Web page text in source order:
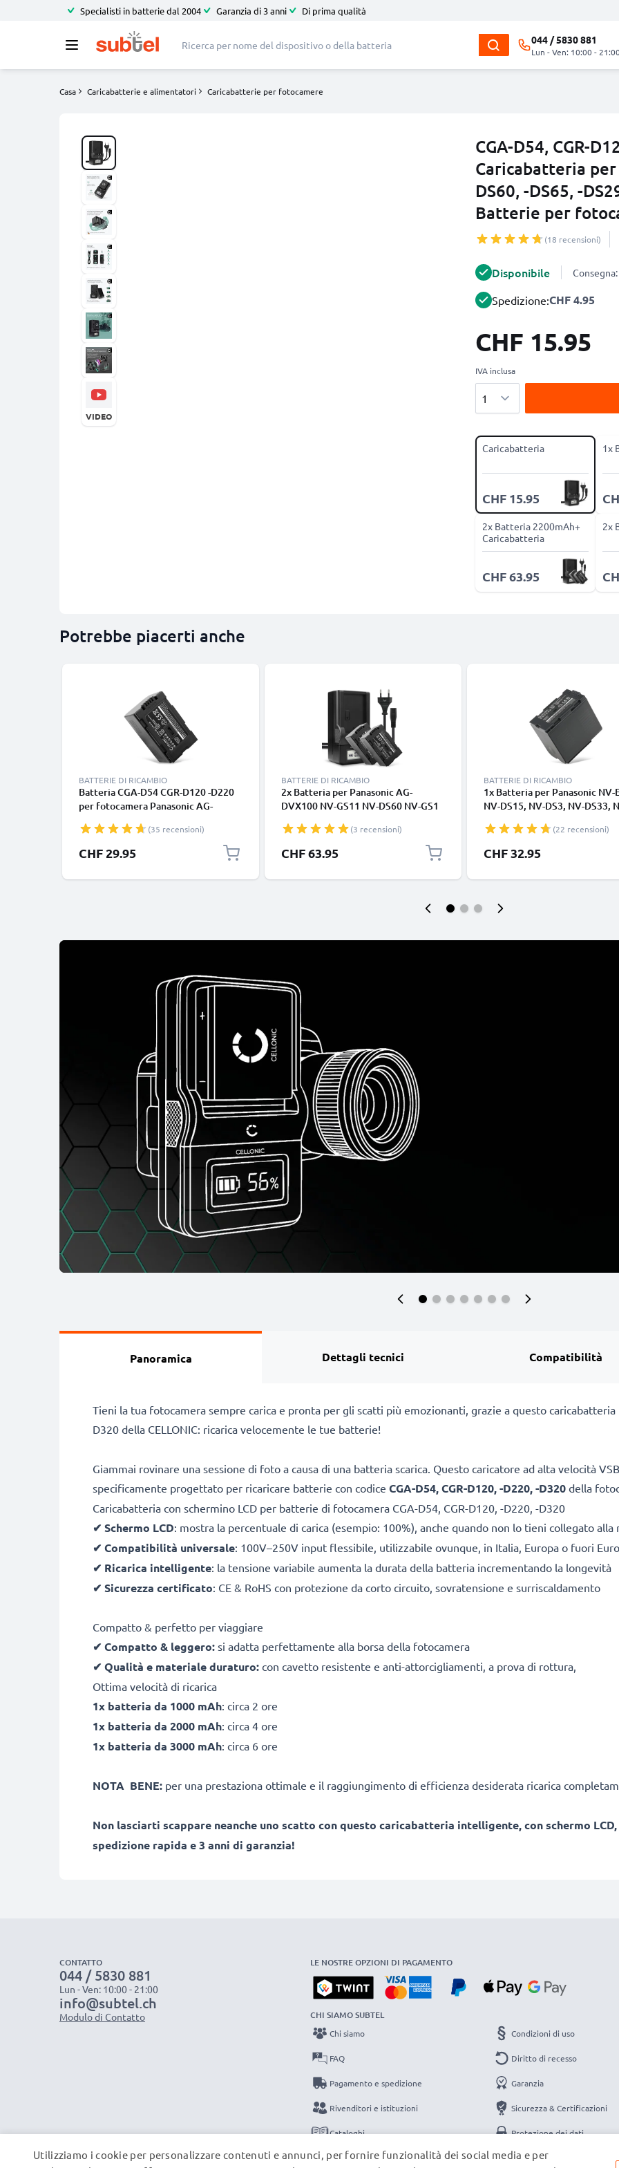
Specialisti in batterie dal 2004 Garanzia di 3 anni Di prima qualità
044 / 5830 881
Lun - Ven: 10:00 - 21:00
Casa Caricabatterie e alimentatori Caricabatterie per fotocamere
CGA-D54, CGR-
Caricabatteria per
DS60, -DS65, -
Batterie per
(18 recensioni)
VIDEO
Disponibile
Spedizione:CHF 4.95
CHF 15.95
IVA inclusa
Caricabatteria
CHF 15.95
1x
2x Batteria 2200mAh+
Caricabatteria
CHF 63.95
2x
Potrebbe piacerti anche
BATTERIE DI RICAMBIO
Batteria CGA-D54 CGR-D120 -D220
per fotocamera Panasonic AG-
NV-DS27 NV-DS29 NV-MX500 NV-
DA1 NV-DS15 Affidabile ricambio da
2200mAh, marca CELLONIC
(35 recensioni)
CHF 29.95
BATTERIE DI RICAMBIO
2x Batteria per Panasonic AG-
DVX100 NV-GS11 NV-DS60 NV-GS1
DA1 NV-DS15 - CGA-D54 CGR-D120 -
D220 2200mAh + Caricabatteria di
Ricambio sostituzione scorta
(3 recensioni)
CHF 63.95
BATTERIE DI RICAMBIO
1x Batteria per Panasonic NV-
NV-DS15, NV-DS3, NV-DS33,
VW-VBD25 (3300mAh, 7.4V)
CELLONIC
(22 recensioni)
CHF 32.95
Panoramica Dettagli tecnici Compatibilità
Tieni la tua fotocamera sempre carica e pronta per gli scatti più emozionanti, grazie a questo caricabatteria
D320 della CELLONIC: ricarica velocemente le tue batterie!
Giammai rovinare una sessione di foto a causa di una batteria scarica. Questo caricatore ad alta velocità
specificamente progettato per ricaricare batterie con codice CGA-D54, CGR-D120, -D220, -D320 della
Caricabatteria con schermino LCD per batterie di fotocamera CGA-D54, CGR-D120, -D220, -D320
✔ Schermo LCD: mostra la percentuale di carica (esempio: 100%), anche quando non lo tieni collegato alla
✔ Compatibilità universale: 100V–250V input flessibile, utilizzabile ovunque, in Italia, Europa o fuori
✔ Ricarica intelligente: la tensione variabile aumenta la durata della batteria incrementando la longevità
✔ Sicurezza certificato: CE & RoHS con protezione da corto circuito, sovratensione e surriscaldamento
Compatto & perfetto per viaggiare
✔ Compatto & leggero: si adatta perfettamente alla borsa della fotocamera
✔ Qualità e materiale duraturo: con cavetto resistente e anti-attorcigliamenti, a prova di rottura,
Ottima velocità di ricarica
1x batteria da 1000 mAh: circa 2 ore
1x batteria da 2000 mAh: circa 4 ore
1x batteria da 3000 mAh: circa 6 ore
NOTA BENE: per una prestaziona ottimale e il raggiungimento di efficienza desiderata ricarica
Non lasciarti scappare neanche uno scatto con questo caricabatteria intelligente, con schermo
spedizione rapida e 3 anni di garanzia!
CONTATTO
044 / 5830 881
Lun - Ven: 10:00 - 21:00
info@subtel.ch
Modulo di Contatto
LE NOSTRE OPZIONI DI PAGAMENTO
CHI SIAMO SUBTEL
Chi siamo
FAQ
Pagamento e spedizione
Rivenditori e istituzioni
Cataloghi
Contatti
Condizioni di uso
Diritto di recesso
Garanzia
Sicurezza & Certificazioni
Protezione dei dati
Note legali
Utilizziamo i cookie per personalizzare contenuti e annunci, per fornire funzionalità dei social media e per